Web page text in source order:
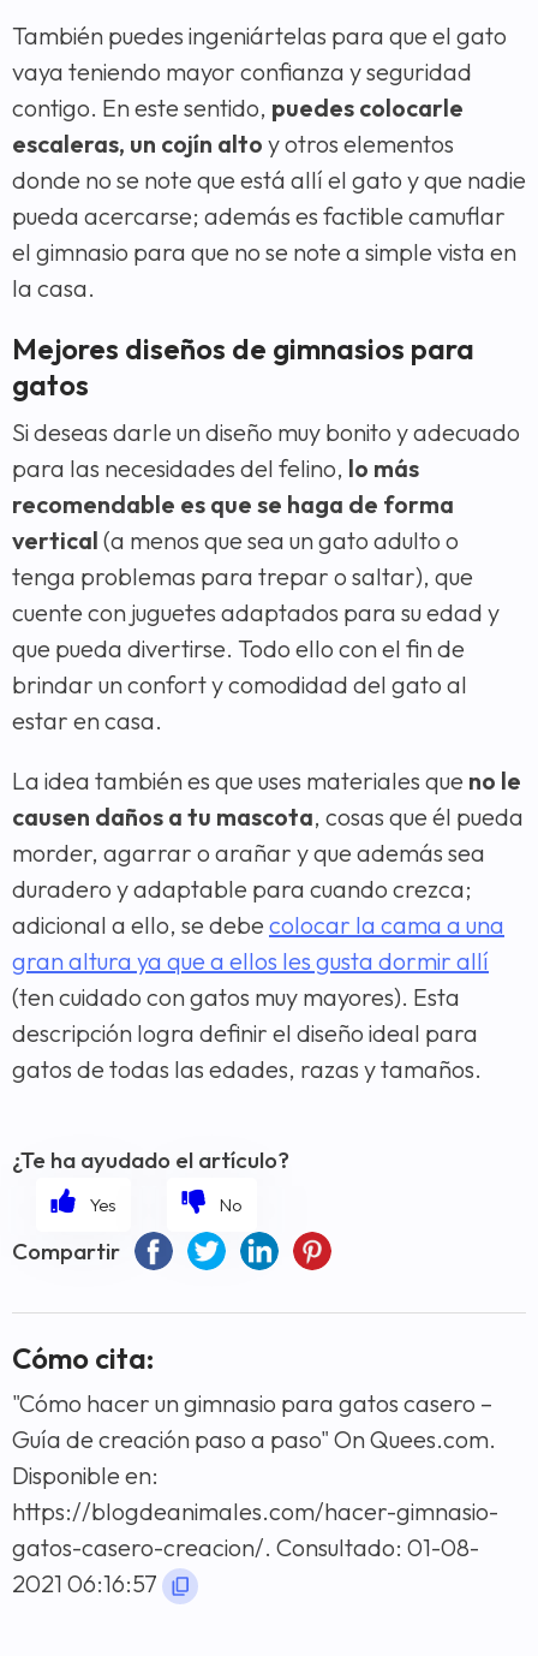
También puedes ingeniártelas para que el gato
vaya teniendo mayor confianza y seguridad
contigo. En este sentido, puedes colocarle
escaleras, un cojín alto y otros elementos
donde no se note que está allí el gato y que nadie
pueda acercarse; además es factible camuflar
el gimnasio para que no se note a simple vista en
la casa.
Mejores diseños de gimnasios para
gatos
Si deseas darle un diseño muy bonito y adecuado
para las necesidades del felino, lo más
recomendable es que se haga de forma
vertical (a menos que sea un gato adulto o
tenga problemas para trepar o saltar), que
cuente con juguetes adaptados para su edad y
que pueda divertirse. Todo ello con el fin de
brindar un confort y comodidad del gato al
estar en casa.
La idea también es que uses materiales que no le
causen daños a tu mascota, cosas que él pueda
morder, agarrar o arañar y que además sea
duradero y adaptable para cuando crezca;
adicional a ello, se debe colocar la cama a una
gran altura ya que a ellos les gusta dormir allí
(ten cuidado con gatos muy mayores). Esta
descripción logra definir el diseño ideal para
gatos de todas las edades, razas y tamaños.
¿Te ha ayudado el artículo?
Compartir
Cómo cita:
"Cómo hacer un gimnasio para gatos casero –
Guía de creación paso a paso" On Quees.com.
Disponible en:
https://blogdeanimales.com/hacer-gimnasio-
gatos-casero-creacion/. Consultado: 01-08-
2021 06:16:57